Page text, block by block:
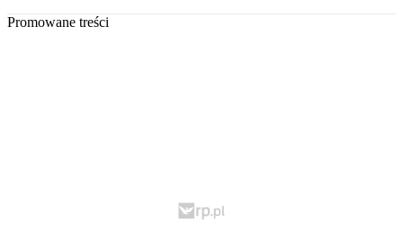
Promowane treści